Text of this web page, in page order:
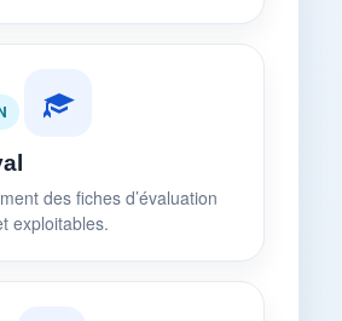
des fiches d’évaluation
exploitables.